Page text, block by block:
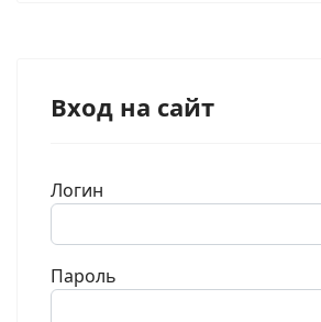
Вход на сайт
Логин
Пароль